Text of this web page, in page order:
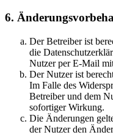
6.
Der Betreiber ist
die
Nutzer per E-Mail
Der Nutzer ist
Im Falle des
Betreiber und dem
sofortiger Wirkung.
Die Änderungen
der Nutzer den